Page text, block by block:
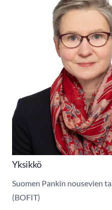
Yksikkö
Suomen Pankin nousevien
(BOFIT)